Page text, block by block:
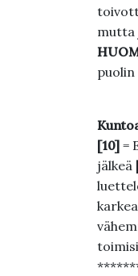
mutta
[10]=
jälkeä